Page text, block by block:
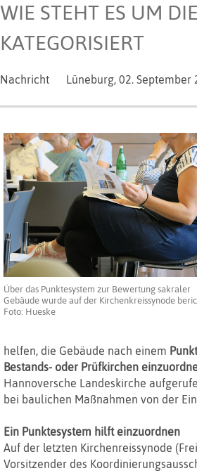
WIE STEHT ES UM
KATEGORISIERT
Nachricht Lüneburg, 02. September
Über das Punktesystem zur Bewertung sakraler
Gebäude wurde auf der Kirchenkreissynode
Foto: Hueske
helfen, die Gebäude nach einem
Bestands- oder Prüfkirchen
Hannoversche Landeskirche
bei baulichen Maßnahmen von der
Ein Punktesystem hilft einzuordnen
Auf der letzten Kirchenreissynode
Vorsitzender des